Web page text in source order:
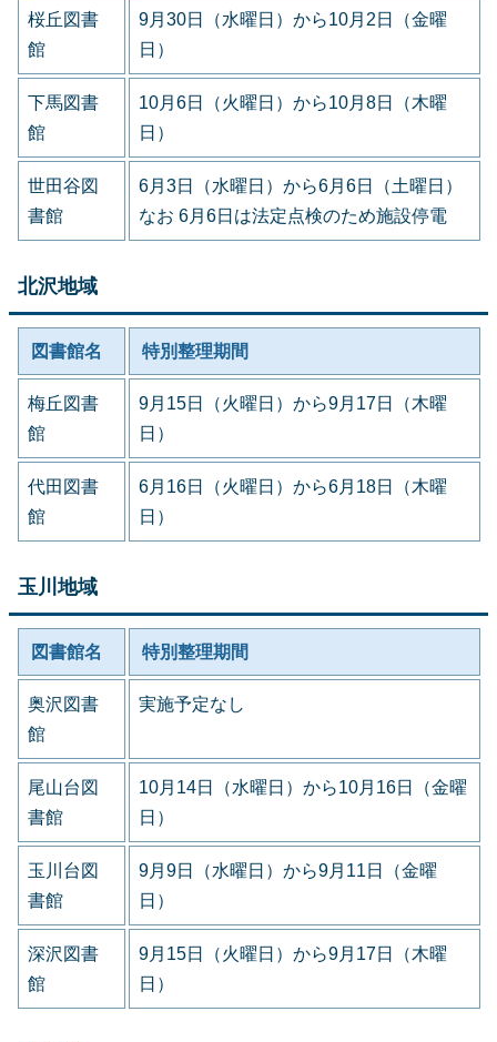
桜丘図書
館
9月30日（水曜日）から10月2日（金曜
日）
下馬図書
館
10月6日（火曜日）から10月8日（木曜
日）
世田谷図
書館
6月3日（水曜日）から6月6日（土曜日）
なお 6月6日は法定点検のため施設停電
北沢地域
図書館名 特別整理期間
梅丘図書
館
9月15日（火曜日）から9月17日（木曜
日）
代田図書
館
6月16日（火曜日）から6月18日（木曜
日）
玉川地域
図書館名 特別整理期間
奥沢図書
館
実施予定なし
尾山台図
書館
10月14日（水曜日）から10月16日（金曜
日）
玉川台図
書館
9月9日（水曜日）から9月11日（金曜
日）
深沢図書
館
9月15日（火曜日）から9月17日（木曜
日）